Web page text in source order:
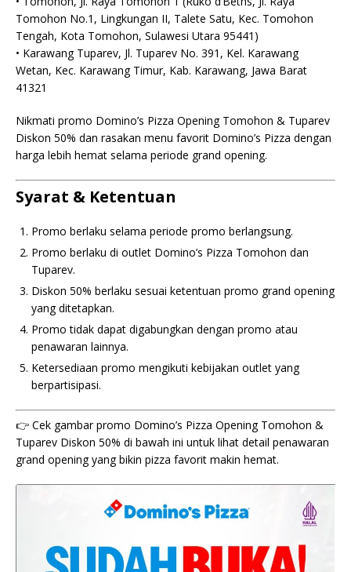
Tomohon No.1, Lingkungan II, Talete Satu, Kec. Tomohon
Tengah, Kota Tomohon, Sulawesi Utara 95441)
• Karawang Tuparev, Jl. Tuparev No. 391, Kel. Karawang
Wetan, Kec. Karawang Timur, Kab. Karawang, Jawa Barat
41321
Nikmati promo Domino’s Pizza Opening Tomohon & Tuparev
Diskon 50% dan rasakan menu favorit Domino’s Pizza dengan
harga lebih hemat selama periode grand opening.
Syarat & Ketentuan
Promo berlaku selama periode promo berlangsung.
Promo berlaku di outlet Domino’s Pizza Tomohon dan
Tuparev.
Diskon 50% berlaku sesuai ketentuan promo grand opening
yang ditetapkan.
Promo tidak dapat digabungkan dengan promo atau
penawaran lainnya.
Ketersediaan promo mengikuti kebijakan outlet yang
berpartisipasi.
👉 Cek gambar promo Domino’s Pizza Opening Tomohon &
Tuparev Diskon 50% di bawah ini untuk lihat detail penawaran
grand opening yang bikin pizza favorit makin hemat.